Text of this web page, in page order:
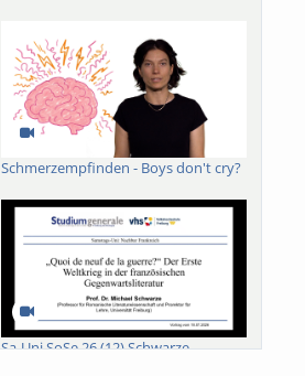
Schmerzempfinden - Boys don't cry?
Sa-Uni SoSe 26 (12) Schwarze